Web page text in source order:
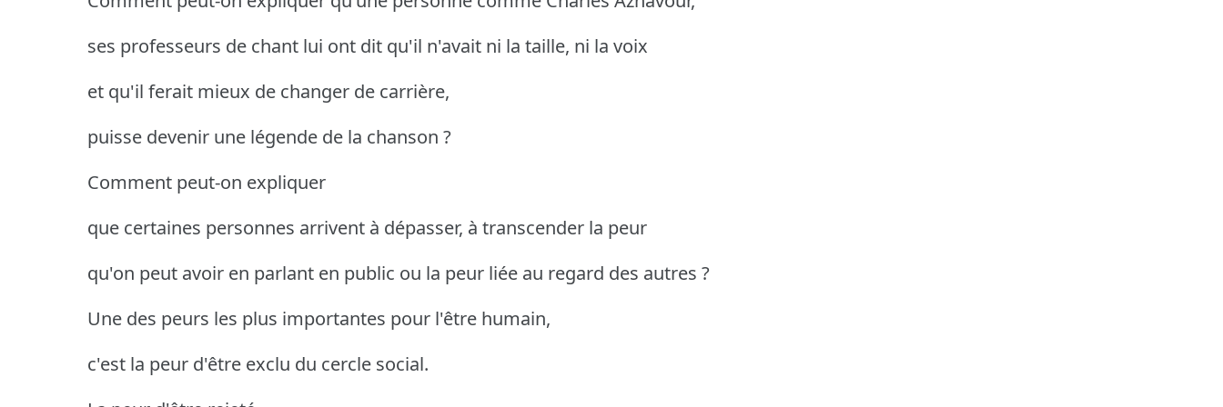
ses professeurs de chant lui ont dit qu'il n'avait ni la taille, ni la voix
et qu'il ferait mieux de changer de carrière,
puisse devenir une légende de la chanson ?
Comment peut-on expliquer
que certaines personnes arrivent à dépasser, à transcender la peur
qu'on peut avoir en parlant en public ou la peur liée au regard des autres ?
Une des peurs les plus importantes pour l'être humain,
c'est la peur d'être exclu du cercle social.